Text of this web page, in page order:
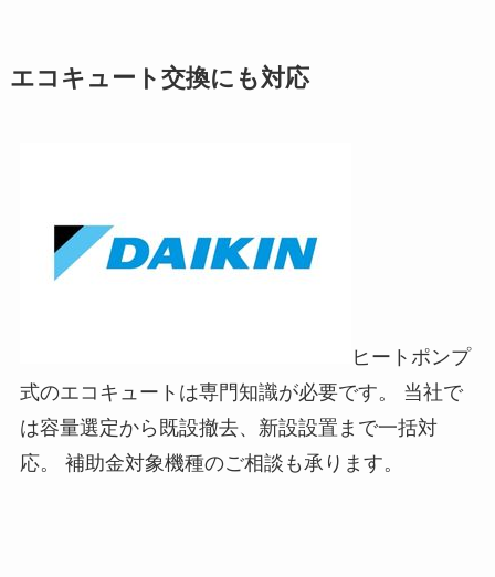
エコキュート交換にも対応
ヒートポンプ
式のエコキュートは専門知識が必要です。 当社で
は容量選定から既設撤去、新設設置まで一括対
応。 補助金対象機種のご相談も承ります。